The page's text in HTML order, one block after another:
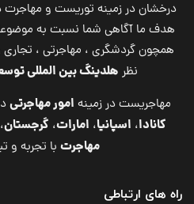
درخشان در زمینه توریست و
هدف ما آگاهی شما نسبت به
همچون گردشگری ، مهاجرتی ،
نظر هلدینگ بین المللی
مهاجریست در زمینه امور مهاجرتی
کانادا، اسپانیا، امارات، گرجستان،
مهاجرت با تجربه و
راه های ارتباطی